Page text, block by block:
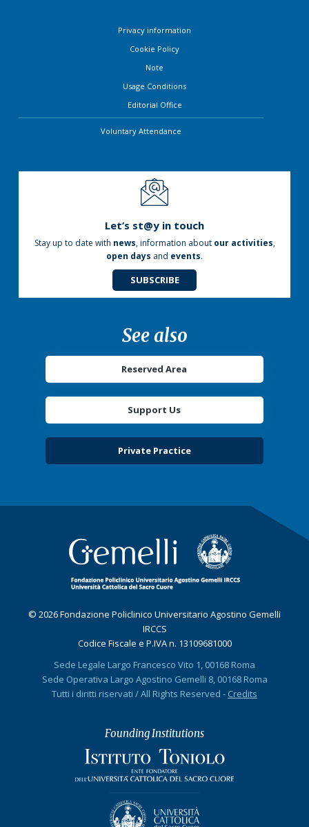
Privacy information
Cookie Policy
Note
Usage Conditions
Editorial Office
Voluntary Attendance
Let’s st@y in touch
Stay up to date with news, information about our activities,
open days and events.
SUBSCRIBE
See also
Reserved Area
Support Us
Private Practice
© 2026 Fondazione Policlinico Universitario Agostino Gemelli
IRCCS
Codice Fiscale e P.IVA n. 13109681000
Sede Legale Largo Francesco Vito 1, 00168 Roma
Sede Operativa Largo Agostino Gemelli 8, 00168 Roma
Tutti i diritti riservati / All Rights Reserved - Credits
Founding Institutions